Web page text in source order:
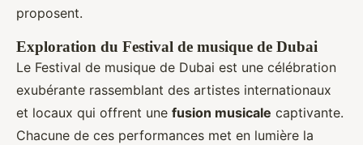
proposent.
Exploration du Festival de musique de Dubai
Le Festival de musique de Dubai est une célébration
exubérante rassemblant des artistes internationaux
et locaux qui offrent une fusion musicale captivante.
Chacune de ces performances met en lumière la